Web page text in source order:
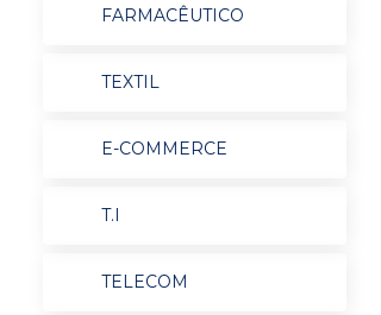
FARMACÊUTICO
TEXTIL
E-COMMERCE
T.I
TELECOM